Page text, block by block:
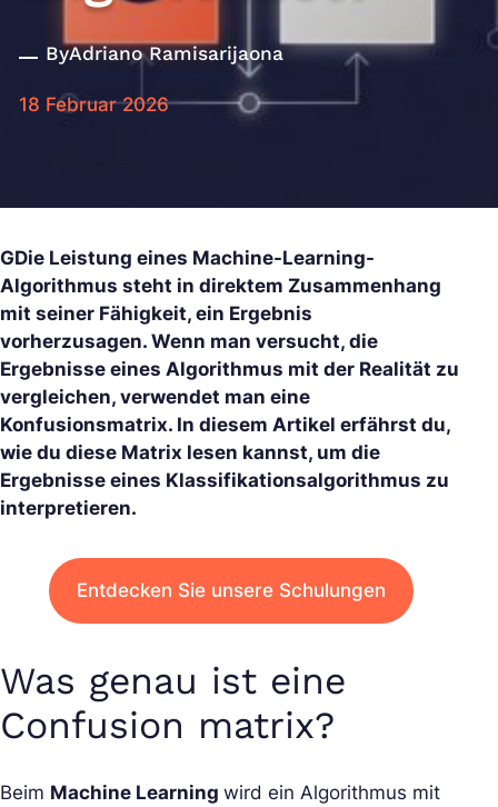
ByAdriano Ramisarijaona
18 Februar 2026
GDie Leistung eines Machine-Learning-
Algorithmus steht in direktem Zusammenhang
mit seiner Fähigkeit, ein Ergebnis
vorherzusagen. Wenn man versucht, die
Ergebnisse eines Algorithmus mit der Realität zu
vergleichen, verwendet man eine
Konfusionsmatrix. In diesem Artikel erfährst du,
wie du diese Matrix lesen kannst, um die
Ergebnisse eines Klassifikationsalgorithmus zu
interpretieren.
Entdecken Sie unsere Schulungen
Was genau ist eine
Confusion matrix?
Beim Machine Learning wird ein Algorithmus mit